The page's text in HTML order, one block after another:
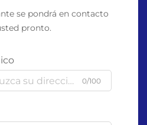
se pondrá en contacto
pronto.
0/100